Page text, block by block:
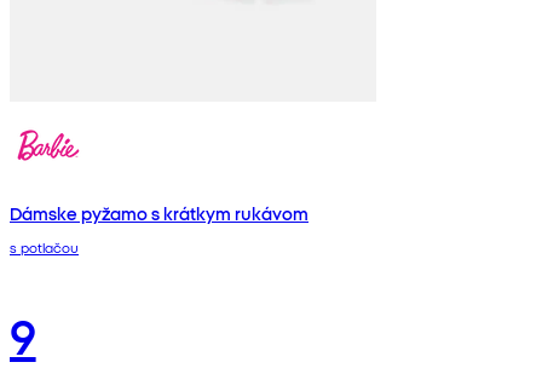
Dámske pyžamo s krátkym rukávom
s potlačou
9